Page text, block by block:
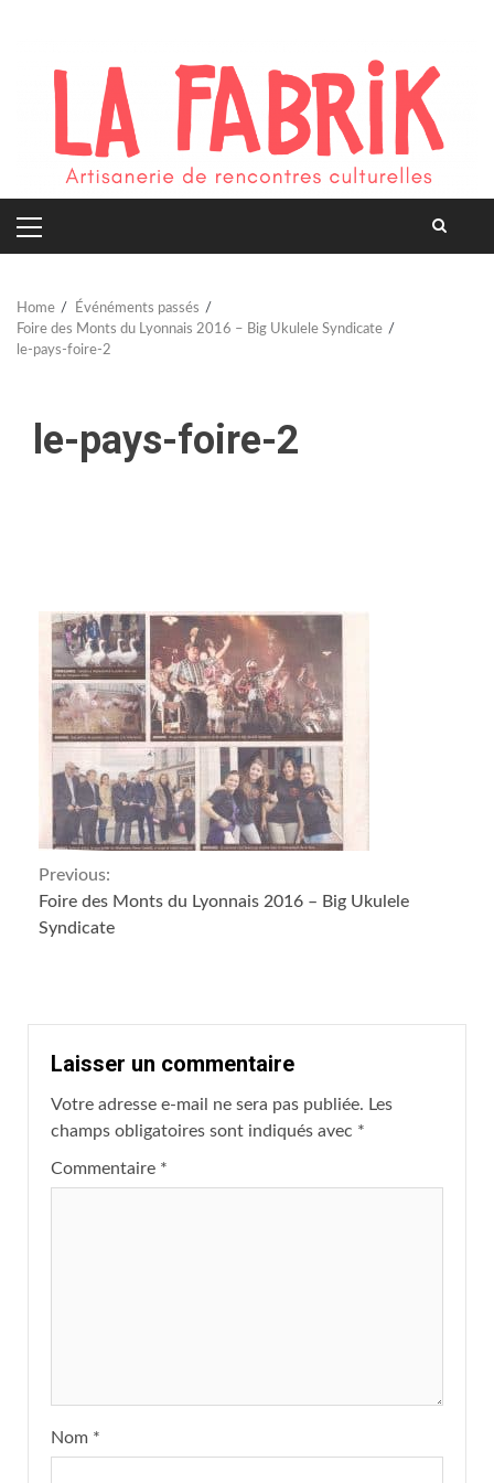
PRIMARY
MENU
Home
Événéments passés
Foire des Monts du Lyonnais 2016 – Big Ukulele Syndicate
le-pays-foire-2
le-pays-foire-2
Continue
Reading
Previous:
Foire des Monts du Lyonnais 2016 – Big Ukulele
Syndicate
Laisser un commentaire
Votre adresse e-mail ne sera pas publiée. Les
champs obligatoires sont indiqués avec *
Commentaire *
Nom *